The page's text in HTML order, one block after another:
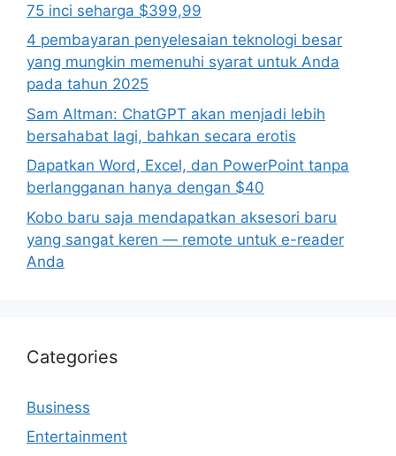
75 inci seharga $399,99
4 pembayaran penyelesaian teknologi besar
yang mungkin memenuhi syarat untuk Anda
pada tahun 2025
Sam Altman: ChatGPT akan menjadi lebih
bersahabat lagi, bahkan secara erotis
Dapatkan Word, Excel, dan PowerPoint tanpa
berlangganan hanya dengan $40
Kobo baru saja mendapatkan aksesori baru
yang sangat keren — remote untuk e-reader
Anda
Categories
Business
Entertainment